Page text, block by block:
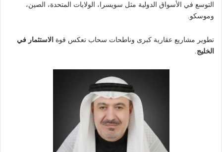
التوسع في الأسواق الدولية مثل سويسرا، الولايات المتحدة، الصين،
وموسكو.
تطوير مشاريع عقارية كبرى وناطحات سحاب تعكس قوة الاستثمار في
الخليج